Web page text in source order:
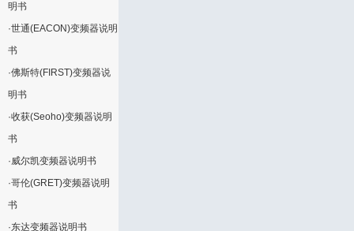
明书
·世通(EACON)变频器说明
书
·佛斯特(FIRST)变频器说
明书
·收获(Seoho)变频器说明
书
·威尔凯变频器说明书
·哥伦(GRET)变频器说明
书
·东达变频器说明书